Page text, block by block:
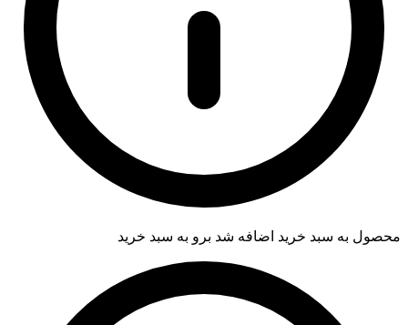
محصول به سبد خرید اضافه شد برو به سبد خرید